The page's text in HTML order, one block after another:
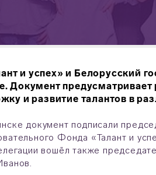
и успех» и Белорусский
Документ предусматривает
и развитие талантов в
документ подписали
Фонда «Талант и
вошёл также